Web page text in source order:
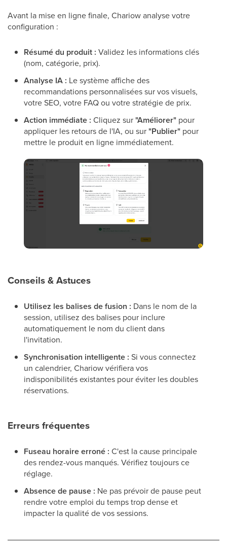
Avant la mise en ligne finale, Chariow analyse votre
configuration :
Résumé du produit : Validez les informations clés
(nom, catégorie, prix).
Analyse IA : Le système affiche des
recommandations personnalisées sur vos visuels,
votre SEO, votre FAQ ou votre stratégie de prix.
Action immédiate : Cliquez sur"Améliorer" pour
appliquer les retours de l'IA, ou sur"Publier" pour
mettre le produit en ligne immédiatement.
Conseils & Astuces
Utilisez les balises de fusion : Dans le nom de la
session, utilisez des balises pour inclure
automatiquement le nom du client dans
l'invitation.
Synchronisation intelligente : Si vous connectez
un calendrier, Chariow vérifiera vos
indisponibilités existantes pour éviter les doubles
réservations.
Erreurs fréquentes
Fuseau horaire erroné : C'est la cause principale
des rendez-vous manqués. Vérifiez toujours ce
réglage.
Absence de pause : Ne pas prévoir de pause peut
rendre votre emploi du temps trop dense et
impacter la qualité de vos sessions.